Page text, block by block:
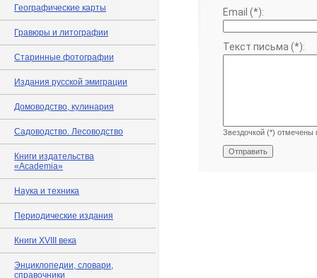
Географические карты
Гравюры и литографии
Старинные фотографии
Издания русской эмиграции
Домоводство, кулинария
Садоводство. Лесоводство
Книги издательства
«Academia»
Наука и техника
Периодические издания
Книги XVIII века
Энциклопедии, словари,
справочники
Email (*):
Текст письма (*):
Звездочкой (*) отмечены